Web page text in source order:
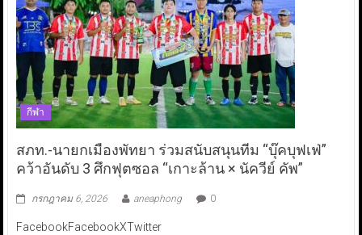
กีฬา
สภท.-นายกเมืองพัทยา ร่วมสนับสนุนทีม “บุ๊คบุฟเฟ่”
คว้าอันดับ 3 ศึกฟุตซอล “เกาะล้าน × นัควีย์ คัพ”
กรกฎาคม 6, 2026 aneaphong 0
FacebookFacebookXTwitter